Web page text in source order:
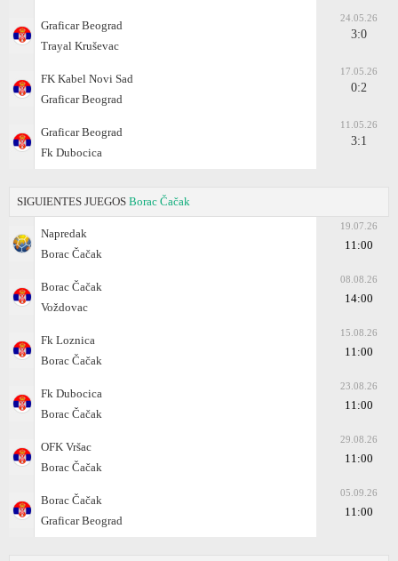
Graficar Beograd
Trayal Kruševac
24.05.26
3:0
FK Kabel Novi Sad
Graficar Beograd
17.05.26
0:2
Graficar Beograd
Fk Dubocica
11.05.26
3:1
SIGUIENTES JUEGOS Borac Čačak
Napredak
Borac Čačak
19.07.26
11:00
Borac Čačak
Voždovac
08.08.26
14:00
Fk Loznica
Borac Čačak
15.08.26
11:00
Fk Dubocica
Borac Čačak
23.08.26
11:00
OFK Vršac
Borac Čačak
29.08.26
11:00
Borac Čačak
Graficar Beograd
05.09.26
11:00